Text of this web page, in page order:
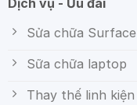
Dịch vụ - Ưu đãi
Sửa chữa Surface
Sữa chữa laptop
Thay thế linh kiện